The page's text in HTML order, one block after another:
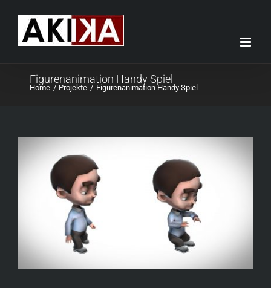
Figurenanimation Handy Spiel
Home Projekte Figurenanimation Handy Spiel